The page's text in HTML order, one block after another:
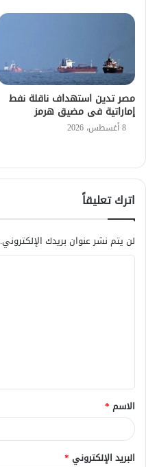
مصر تدين استهداف ناقلة نفط
إماراتية فى مضيق هرمز
8 أغسطس، 2026
اترك تعليقاً
لن يتم نشر عنوان بريدك الإلكتروني.
ق
*
الاسم *
البريد الإلكتروني *